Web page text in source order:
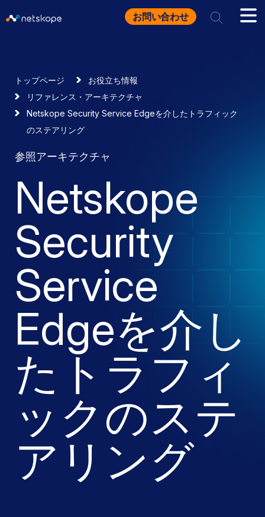
お問い合わせ
トップページ
お役立ち情報
リファレンス・アーキテクチャ
Netskope Security Service Edgeを介したトラフィック
のステアリング
参照アーキテクチャ
Netskope
Security
Service
Edgeを介し
たトラフィ
ックのステ
アリング